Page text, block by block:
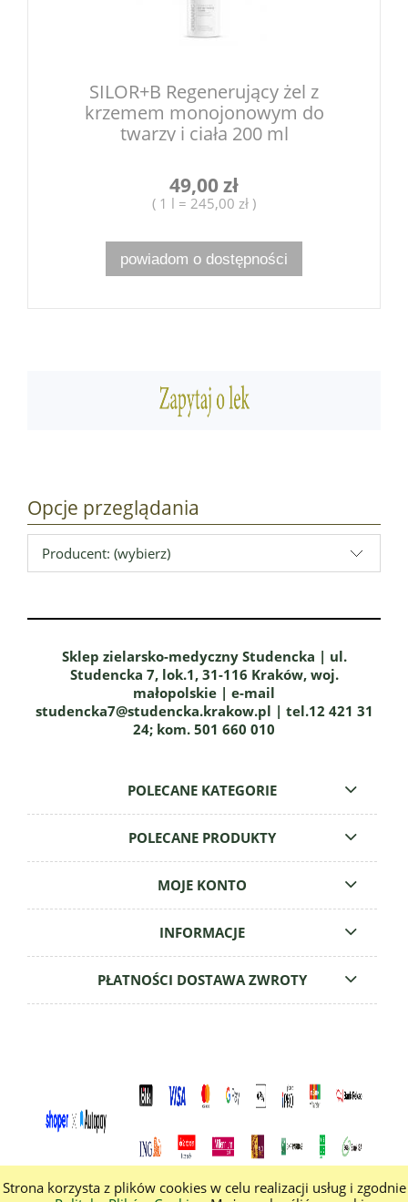
Strona korzysta z plików cookies w celu realizacji usług i zgodnie
SILOR+B Regenerujący żel z
krzemem monojonowym do
twarzy i ciała 200 ml
49,00 zł
( 1 l = 245,00 zł )
powiadom o dostępności
Opcje przeglądania
Producent: (wybierz)
Sklep zielarsko-medyczny Studencka | ul.
Studencka 7, lok.1, 31-116 Kraków, woj.
małopolskie | e-mail
studencka7@studencka.krakow.pl | tel.12 421 31
24; kom. 501 660 010
POLECANE KATEGORIE
POLECANE PRODUKTY
MOJE KONTO
INFORMACJE
PŁATNOŚCI DOSTAWA ZWROTY